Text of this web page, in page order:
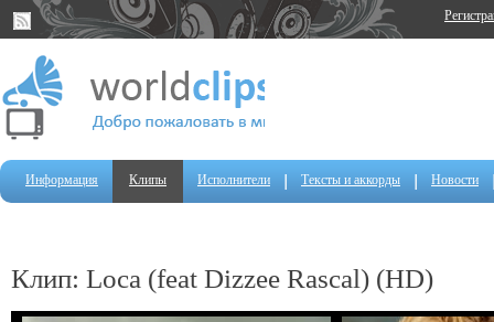
Информация Клипы Исполнители Тексты и аккорды Новости
Клип: Loca (feat Dizzee Rascal) (HD)